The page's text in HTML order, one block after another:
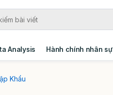
Analysis Hành chính nhân sự
Khẩu